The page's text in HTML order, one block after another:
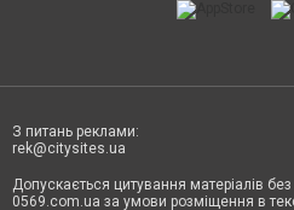
З питань реклами:
rek@citysites.ua
Допускається цитування матеріалів
0569.com.ua за умови розміщення в